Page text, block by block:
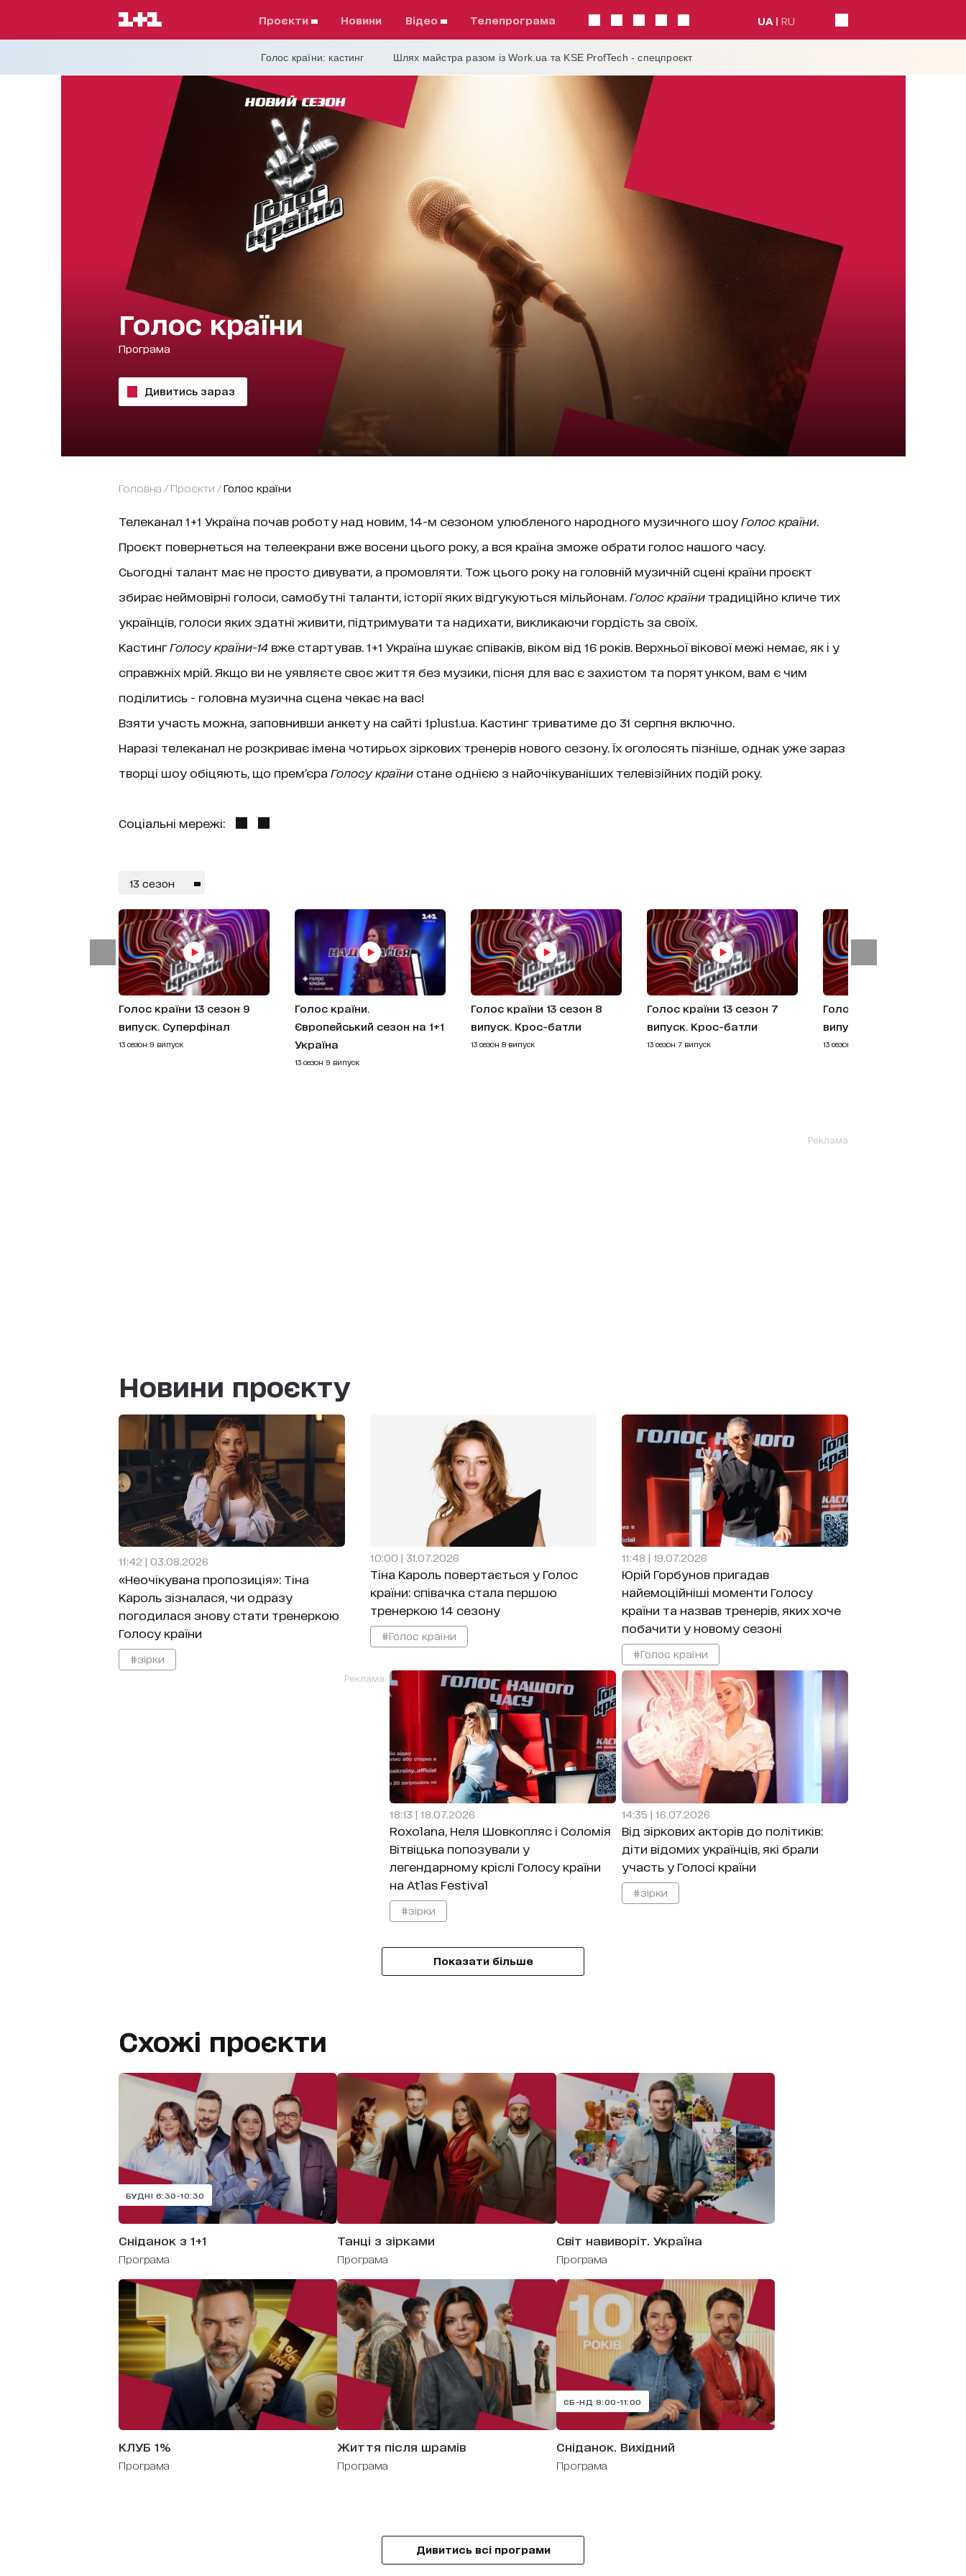
проєкти Новини відео телепрограма UA RU
Голос країни: кастинг Шлях майстра разом із Work.ua та KSE ProfTech - спецпроєкт
Голос країни
Програма
Дивитись зараз
Головна / проєкти / Голос країни
Телеканал 1+1 Україна почав роботу над новим, 14-м сезоном улюбленого народного музичного шоу Голос країни.
Проєкт повернеться на телеекрани вже восени цього року, а вся країна зможе обрати голос нашого часу.
Сьогодні талант має не просто дивувати, а промовляти. Тож цього року на головній музичній сцені країни проєкт
збирає неймовірні голоси, самобутні таланти, історії яких відгукуються мільйонам. Голос країнитрадиційно кличе тих
українців, голоси яких здатні живити, підтримувати та надихати, викликаючи гордість за своїх.
Кастинг Голосу країни-14вже стартував. 1+1 Україна шукає співаків, віком від 16 років. Верхньої вікової межі немає, як і у
справжніх мрій. Якщо ви не уявляєте своє життя без музики, пісня для вас є захистом та порятунком, вам є чим
поділитись - головна музична сцена чекає на вас!
Взяти участь можна, заповнивши анкету на сайті 1plus1.ua. Кастинг триватиме до 31 серпня включно.
Наразі телеканал не розкриває імена чотирьох зіркових тренерів нового сезону. Їх оголосять пізніше, однак уже зараз
творці шоу обіцяють, що прем’єра Голосу країнистане однією з найочікуваніших телевізійних подій року.
Соціальні мережі:
13 сезон
Голос країни 13 сезон 9
випуск. Суперфінал
13 сезон 9 випуск
Голос країни.
Європейський сезон на 1+1
Україна
13 сезон 9 випуск
Голос країни 13 сезон 8
випуск. Крос-батли
13 сезон 8 випуск
Голос країни 13 сезон 7
випуск. Крос-батли
13 сезон 7 випуск
Голос країни 13 сезон 6
випуск. Бої
13 сезон 6 випуск
Реклама
Новини проєкту
11:42 | 03.08.2026
«Неочікувана пропозиція»: Тіна
Кароль зізналася, чи одразу
погодилася знову стати тренеркою
Голосу країни
#зірки
10:00 | 31.07.2026
Тіна Кароль повертається у Голос
країни: співачка стала першою
тренеркою 14 сезону
#Голос країни
11:48 | 19.07.2026
Юрій Горбунов пригадав
найемоційніші моменти Голосу
країни та назвав тренерів, яких хоче
побачити у новому сезоні
#Голос країни
Реклама
18:13 | 18.07.2026
Roxolana, Неля Шовкопляс і Соломія
Вітвіцька попозували у
легендарному кріслі Голосу країни
на Atlas Festival
#зірки
14:35 | 16.07.2026
Від зіркових акторів до політиків:
діти відомих українців, які брали
участь у Голосі країни
#зірки
Показати більше
Схожі проєкти
БУДНІ 6:30-10:30
Сніданок з 1+1
Програма
Танці з зірками
Програма
Світ навиворіт. Україна
Програма
КЛУБ 1%
Програма
Життя після шрамів
Програма
СБ-НД 8:00-11:00
Сніданок. Вихідний
Програма
Дивитись всі програми